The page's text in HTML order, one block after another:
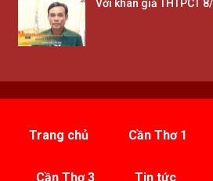
Với khán giả THTPCT
Trang chủ Cần Thơ 1
Cần Thơ 3 Tin tức